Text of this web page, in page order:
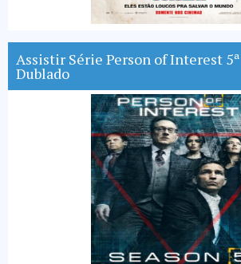
Assistir Série Person of Interest
Dublado